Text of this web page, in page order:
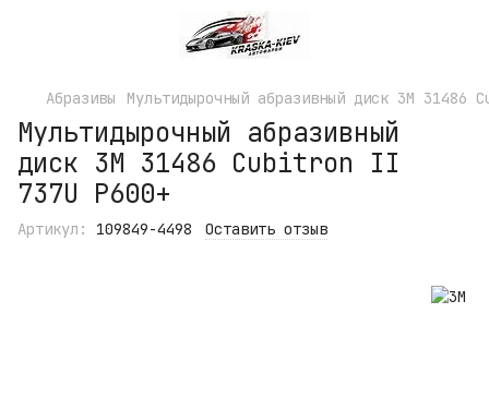
Абразивы Мультидырочный абразивный диск 3M
Мультидырочный абразивный
диск 3M 31486 Cubitron II
737U P600+
Артикул: 109849-4498 Оставить отзыв